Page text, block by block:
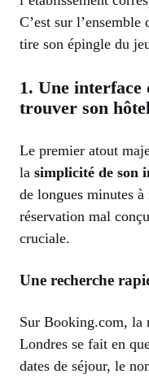
C’est sur
tire son épingle du
1. Une
trouver son
Le premier atout
la simplicité de son
de longues minutes
réservation mal
cruciale.
Une recherche
Sur Booking.com, la
Londres se fait en
dates de séjour, le